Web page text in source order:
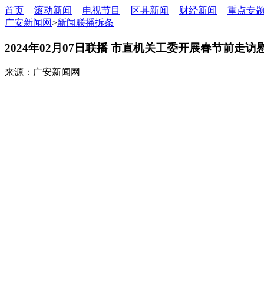
首页 滚动新闻 电视节目 区县新闻 财经新闻
重点专
广安新闻网>新闻联播拆条
2024年02月07日联播 市直机关工委开展春节前走访
来源：广安新闻网